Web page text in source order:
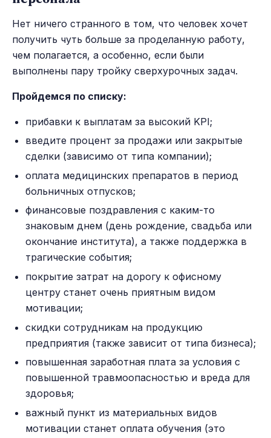
Нет ничего странного в том, что человек хочет
получить чуть больше за проделанную работу,
чем полагается, а особенно, если были
выполнены пару тройку сверхурочных задач.
Пройдемся по списку:
прибавки к выплатам за высокий KPI;
введите процент за продажи или закрытые
сделки (зависимо от типа компании);
оплата медицинских препаратов в период
больничных отпусков;
финансовые поздравления с каким-то
знаковым днем (день рождение, свадьба или
окончание института), а также поддержка в
трагические события;
покрытие затрат на дорогу к офисному
центру станет очень приятным видом
мотивации;
скидки сотрудникам на продукцию
предприятия (также зависит от типа бизнеса);
повышенная заработная плата за условия с
повышенной травмоопасностью и вреда для
здоровья;
важный пункт из материальных видов
мотивации станет оплата обучения (это